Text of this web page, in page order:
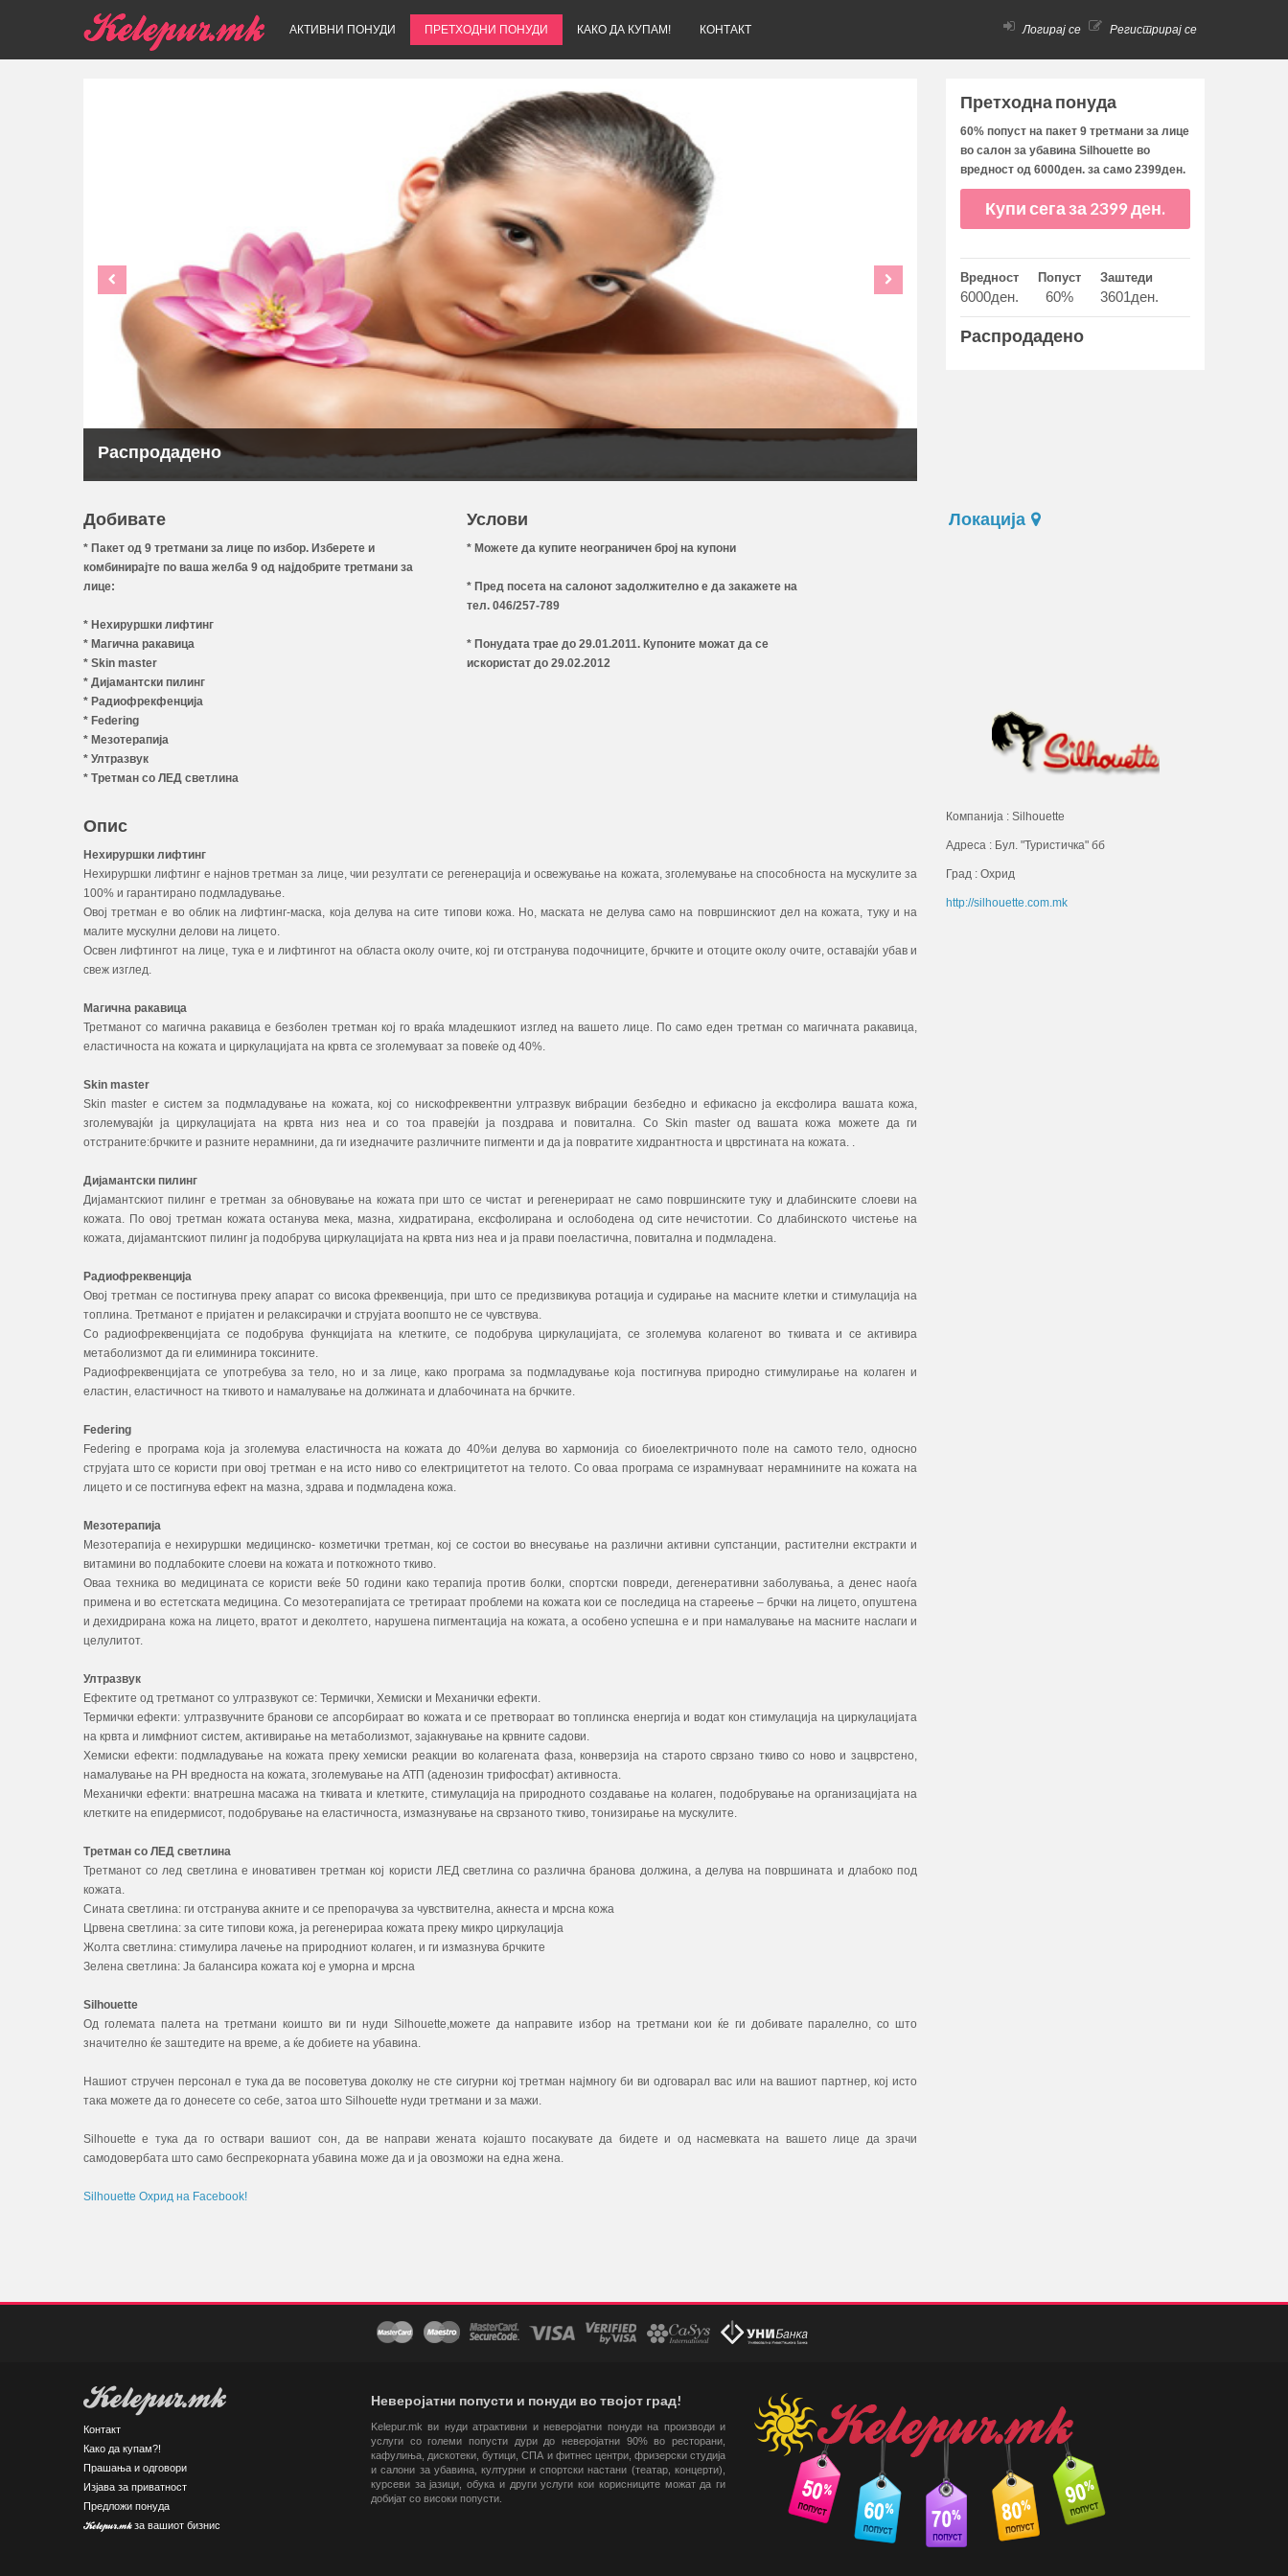
АКТИВНИ ПОНУДИ ПРЕТХОДНИ ПОНУДИ КАКО ДА КУПАМ! КОНТАКТ Логирај се Регистрирај се
Претходна понуда
60% попуст на пакет 9 третмани за лице
во салон за убавина Silhouette во
вредност од 6000ден. за само 2399ден.
Купи сега за 2399 ден.
Вредност
6000ден.
Попуст
60%
Заштеди
3601ден.
Распродадено
Распродадено
Добивате
* Пакет од 9 третмани за лице по избор. Изберете и
комбинирајте по ваша желба 9 од најдобрите третмани за
лице:
* Нехируршки лифтинг
* Mагична ракавица
* Ѕkin master
* Дијамантски пилинг
* Радиофрекфенција
* Federing
* Мезотерапија
* Ултразвук
* Третман со ЛЕД светлина
Услови
* Можете да купите неограничен број на купони
* Пред посета на салонот задолжително е да закажете на
тел. 046/257-789
* Понудата трае до 29.01.2011. Купоните можат да се
искористат до 29.02.2012
Опис
Нехируршки лифтинг
Нехируршки лифтинг е најнов третман за лице, чии резултати се регенерација и освежување на кожата, зголемување на способноста на мускулите за
100% и гарантирано подмладување.
Овој третман е во облик на лифтинг-маска, која делува на сите типови кожа. Но, маската не делува само на површинскиот дел на кожата, туку и на
малите мускулни делови на лицето.
Освен лифтингот на лице, тука е и лифтингот на областа околу очите, кој ги отстранува подочниците, брчките и отоците околу очите, оставајќи убав и
свеж изглед.
Магична ракавица
Третманот со магична ракавица е безболен третман кој го враќа младешкиот изглед на вашето лице. По само еден третман со магичната ракавица,
еластичноста на кожата и циркулацијата на крвта се зголемуваат за повеќе од 40%.
Ѕkin master
Ѕkin master е систем за подмладување на кожата, кој со нискофреквентни ултразвук вибрации безбедно и ефикасно ја ексфолира вашата кожа,
зголемувајќи ја циркулацијата на крвта низ неа и со тоа правејќи ја поздрава и повитална. Со Ѕkin master од вашата кожа можете да ги
отстраните:брчките и разните нерамнини, да ги изедначите различните пигменти и да ја повратите хидрантноста и цврстината на кожата. .
Дијамантски пилинг
Дијамантскиот пилинг е третман за обновување на кожата при што се чистат и регенерираат не само површинските туку и длабинските слоеви на
кожата. По овој третман кожата останува мека, мазна, хидратирана, ексфолирана и ослободена од сите нечистотии. Со длабинското чистење на
кожата, дијамантскиот пилинг ја подобрува циркулацијата на крвта низ неа и ја прави поеластична, повитална и подмладена.
Радиофреквенција
Овој третман се постигнува преку апарат со висока фреквенција, при што се предизвикува ротација и судирање на масните клетки и стимулација на
топлина. Третманот е пријатен и релаксирачки и струјата воопшто не се чувствува.
Со радиофреквенцијата се подобрува функцијата на клетките, се подобрува циркулацијата, се зголемува колагенот во ткивата и се активира
метаболизмот да ги елиминира токсините.
Радиофреквенцијата се употребува за тело, но и за лице, како програма за подмладување која постигнува природно стимулирање на колаген и
еластин, еластичност на ткивото и намалување на должината и длабочината на брчките.
Federing
Federing е програма која ја зголемува еластичноста на кожата до 40%и делува во хармонија со биоелектричното поле на самото тело, односно
струјата што се користи при овој третман е на исто ниво со електрицитетот на телото. Со оваа програма се израмнуваат нерамнините на кожата на
лицето и се постигнува ефект на мазна, здрава и подмладена кожа.
Мезотерапија
Мезотерапија е нехируршки медицинско- козметички третман, кој се состои во внесување на различни активни супстанции, растителни екстракти и
витамини во подлабоките слоеви на кожата и поткожното ткиво.
Оваа техника во медицината се користи веќе 50 години како терапија против болки, спортски повреди, дегенеративни заболувања, а денес наоѓа
примена и во естетската медицина. Со мезотерапијата се третираат проблеми на кожата кои се последица на стареење – брчки на лицето, опуштена
и дехидрирана кожа на лицето, вратот и деколтето, нарушена пигментација на кожата, а особено успешна е и при намалување на масните наслаги и
целулитот.
Ултразвук
Ефектите од третманот со ултразвукот се: Термички, Хемиски и Механички ефекти.
Термички ефекти: ултразвучните бранови се апсорбираат во кожата и се претвораат во топлинска енергија и водат кон стимулација на циркулацијата
на крвта и лимфниот систем, активирање на метаболизмот, зајакнување на крвните садови.
Хемиски ефекти: подмладување на кожата преку хемиски реакции во колагената фаза, конверзија на старото сврзано ткиво со ново и зацврстено,
намалување на PH вредноста на кожата, зголемување на АТП (аденозин трифосфат) активноста.
Механички ефекти: внатрешна масажа на ткивата и клетките, стимулација на природното создавање на колаген, подобрување на организацијата на
клетките на епидермисот, подобрување на еластичноста, измазнување на сврзаното ткиво, тонизирање на мускулите.
Третман со ЛЕД светлина
Третманот со лед светлина е иновативен третман кој користи ЛЕД светлина со различна бранова должина, а делува на површината и длабоко под
кожата.
Сината светлина: ги отстранува акните и се препорачува за чувствителна, акнеста и мрсна кожа
Црвена светлина: за сите типови кожа, ја регенерираа кожата преку микро циркулација
Жолта светлина: стимулира лачење на природниот колаген, и ги измазнува брчките
Зелена светлина: Ја балансира кожата кој е уморна и мрсна
Silhouette
Од големата палета на третмани коишто ви ги нуди Silhouette,можете да направите избор на третмани кои ќе ги добивате паралелно, со што
значително ќе заштедите на време, а ќе добиете на убавина.
Нашиот стручен персонал е тука да ве посоветува доколку не сте сигурни кој третман најмногу би ви одговарал вас или на вашиот партнер, кој исто
така можете да го донесете со себе, затоа што Silhouette нуди третмани и за мажи.
Silhouette е тука да го оствари вашиот сон, да ве направи жената којашто посакувате да бидете и од насмевката на вашето лице да зрачи
самодовербата што само беспрекорната убавина може да и ја овозможи на една жена.
Silhouette Охрид на Facebook!
Локација
Компанија : Silhouette
Адреса : Бул. "Туристичка" бб
Град : Охрид
http://silhouette.com.mk
Kelepur.mk
Контакт
Како да купам?!
Прашања и одговори
Изјава за приватност
Предложи понуда
Kelepur.mk за вашиот бизнис
Неверојатни попусти и понуди во твојот град!
Kelepur.mk ви нуди атрактивни и неверојатни понуди на производи и
услуги со големи попусти дури до неверојатни 90% во ресторани,
кафулиња, дискотеки, бутици, СПА и фитнес центри, фризерски студија
и салони за убавина, културни и спортски настани (театар, концерти),
курсеви за јазици, обука и други услуги кои корисниците можат да ги
добијат со високи попусти.